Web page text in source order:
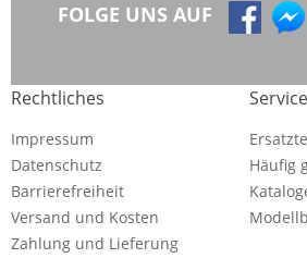
FOLGE UNS AUF
Rechtliches
Impressum
Datenschutz
Barrierefreiheit
Versand und Kosten
Zahlung und Lieferung
Service
Häufig